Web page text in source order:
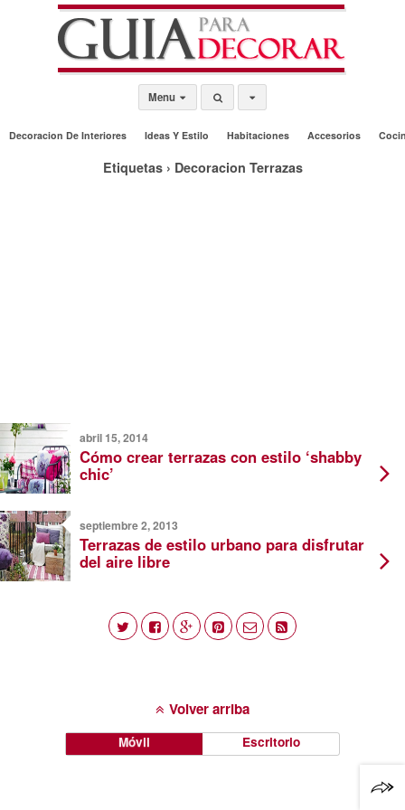
Menu
Decoracion De Interiores Ideas Y Estilo Habitaciones Accesorios
Etiquetas › Decoracion Terrazas
abril 15, 2014
Cómo crear terrazas con estilo ‘shabby
chic’
septiembre 2, 2013
Terrazas de estilo urbano para disfrutar
del aire libre
Volver arriba
Móvil Escritorio